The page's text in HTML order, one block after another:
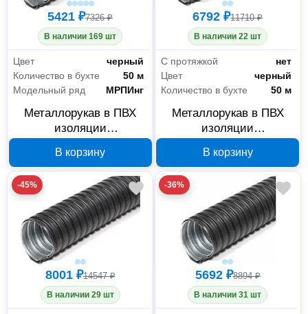
5421 ₽7326 ₽
В наличии 169 шт
Цвет
черный
Количество в бухте
50 м
Модельный ряд
МРПИнг
Металлорукав в ПВХ
изоляции
20 мм 50 м черный
zeta42227
В корзину
6792 ₽11710 ₽
В наличии 22 шт
С протяжкой
нет
Цвет
черный
Количество в бухте
50 м
Металлорукав в ПВХ
изоляции
20 мм 50 м
морозостойкий черный
zeta42313
В корзину
-45%
8001 ₽14547 ₽
В наличии 29 шт
-36%
5692 ₽8894 ₽
В наличии 31 шт